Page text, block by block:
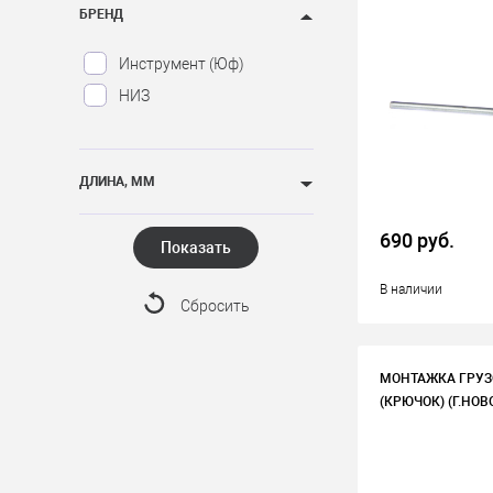
БРЕНД
Инструмент (Юф)
НИЗ
ДЛИНА, ММ
Показать
Сбросить
690 руб.
В наличии
МОНТАЖКА
(КРЮЧОК)